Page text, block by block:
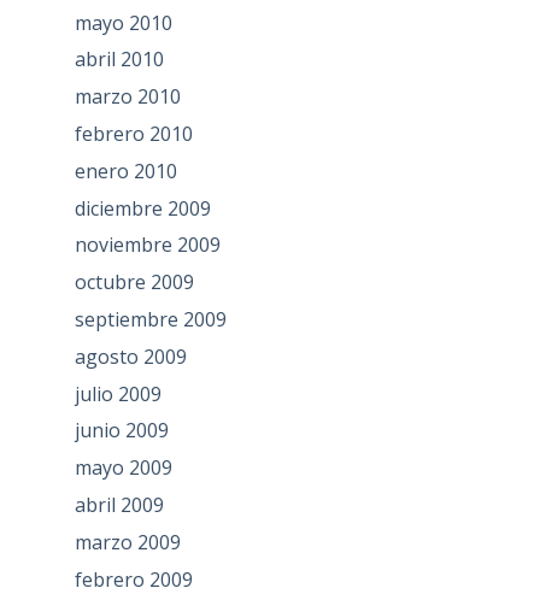
mayo 2010
abril 2010
marzo 2010
febrero 2010
enero 2010
diciembre 2009
noviembre 2009
octubre 2009
septiembre 2009
agosto 2009
julio 2009
junio 2009
mayo 2009
abril 2009
marzo 2009
febrero 2009